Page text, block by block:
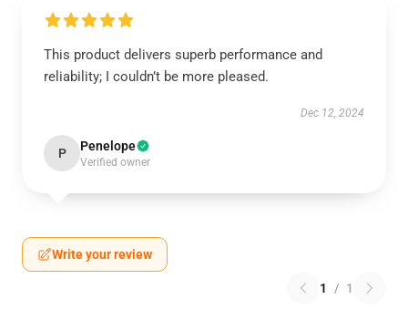
This product delivers superb performance and
reliability; I couldn’t be more pleased.
Dec 12, 2024
P Penelope
Verified owner
Write your review
1 / 1